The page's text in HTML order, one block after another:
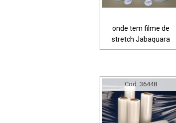
onde tem filme de
stretch Jabaquara
Cod.:36448